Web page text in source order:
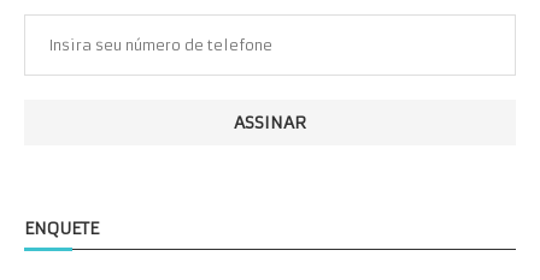
ENQUETE